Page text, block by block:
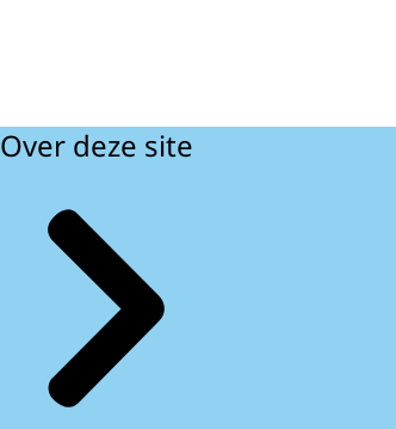
Over deze site